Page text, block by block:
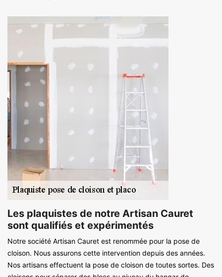
Les plaquistes de notre Artisan Cauret
sont qualifiés et expérimentés
Notre société Artisan Cauret est renommée pour la pose de
cloison. Nous assurons cette intervention depuis des années.
Nos artisans effectuent la pose de cloison de toutes sortes. Des